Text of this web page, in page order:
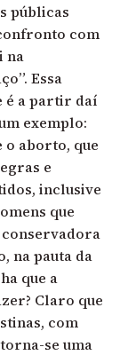
públicas
com
na
Essa
é a partir daí
exemplo:
o aborto, que
e
inclusive
que
conservadora
na pauta da
que a
Claro que
com
se uma